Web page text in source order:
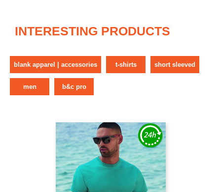
INTERESTING PRODUCTS
blank apparel | accessories t-shirts short sleeved
men b&c pro